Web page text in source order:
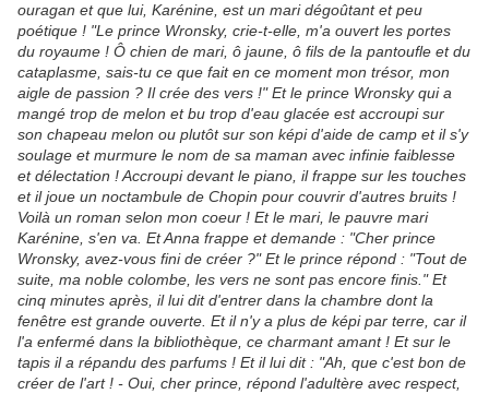
ouragan et que lui, Karénine, est un mari dégoûtant et peu
poétique ! "Le prince Wronsky, crie-t-elle, m'a ouvert les portes
du royaume ! Ô chien de mari, ô jaune, ô fils de la pantoufle et du
cataplasme, sais-tu ce que fait en ce moment mon trésor, mon
aigle de passion ? Il crée des vers !" Et le prince Wronsky qui a
mangé trop de melon et bu trop d'eau glacée est accroupi sur
son chapeau melon ou plutôt sur son képi d'aide de camp et il s'y
soulage et murmure le nom de sa maman avec infinie faiblesse
et délectation ! Accroupi devant le piano, il frappe sur les touches
et il joue un noctambule de Chopin pour couvrir d'autres bruits !
Voilà un roman selon mon coeur ! Et le mari, le pauvre mari
Karénine, s'en va. Et Anna frappe et demande : "Cher prince
Wronsky, avez-vous fini de créer ?" Et le prince répond : "Tout de
suite, ma noble colombe, les vers ne sont pas encore finis." Et
cinq minutes après, il lui dit d'entrer dans la chambre dont la
fenêtre est grande ouverte. Et il n'y a plus de képi par terre, car il
l'a enfermé dans la bibliothèque, ce charmant amant ! Et sur le
tapis il a répandu des parfums ! Et il lui dit : "Ah, que c'est bon de
créer de l'art ! - Oui, cher prince, répond l'adultère avec respect,